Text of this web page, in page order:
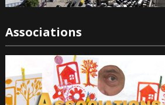
Associations